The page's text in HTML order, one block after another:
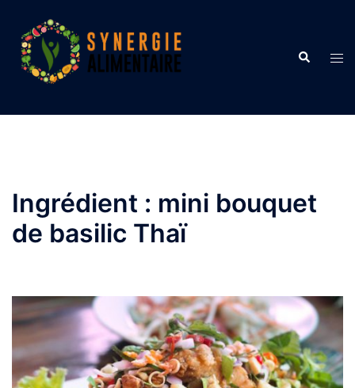
contenu
Ingrédient : mini bouquet
de basilic Thaï